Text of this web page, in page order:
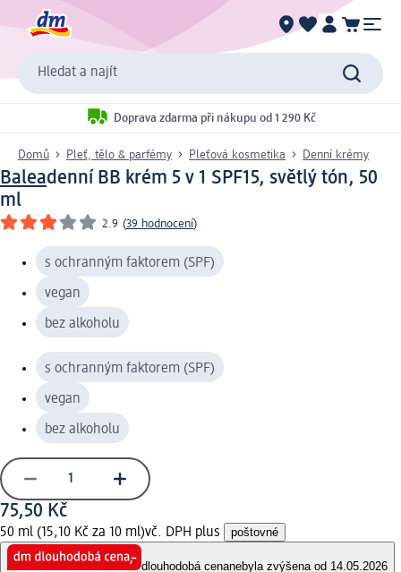
Hledat a najít
Doprava zdarma při nákupu od 1 290 Kč
Domů Pleť, tělo & parfémy Pleťová kosmetika Denní krémy
Baleadenní BB krém 5 v 1 SPF15, světlý tón, 50
ml
2.9 (39 hodnocení)
s ochranným faktorem (SPF)
vegan
bez alkoholu
s ochranným faktorem (SPF)
vegan
bez alkoholu
75,50 Kč
50 ml (15,10 Kč za 10 ml)vč. DPH plus poštovné
dlouhodobá cenanebyla zvýšena od 14.05.2026